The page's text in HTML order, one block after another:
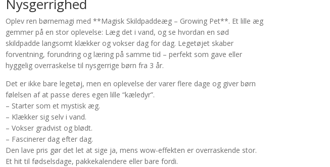
Nysgerrighed
Oplev ren børnemagi med **Magisk Skildpaddeæg – Growing Pet**. Et lille æg
gemmer på en stor oplevelse: Læg det i vand, og se hvordan en sød
skildpadde langsomt klækker og vokser dag for dag. Legetøjet skaber
forventning, forundring og læring på samme tid – perfekt som gave eller
hyggelig overraskelse til nysgerrige børn fra 3 år.
Det er ikke bare legetøj, men en oplevelse der varer flere dage og giver børn
følelsen af at passe deres egen lille “kæledyr”.
– Starter som et mystisk æg.
– Klækker sig selv i vand.
– Vokser gradvist og blødt.
– Fascinerer dag efter dag.
Den lave pris gør det let at sige ja, mens wow-effekten er overraskende stor.
Et hit til fødselsdage, pakkekalendere eller bare fordi.